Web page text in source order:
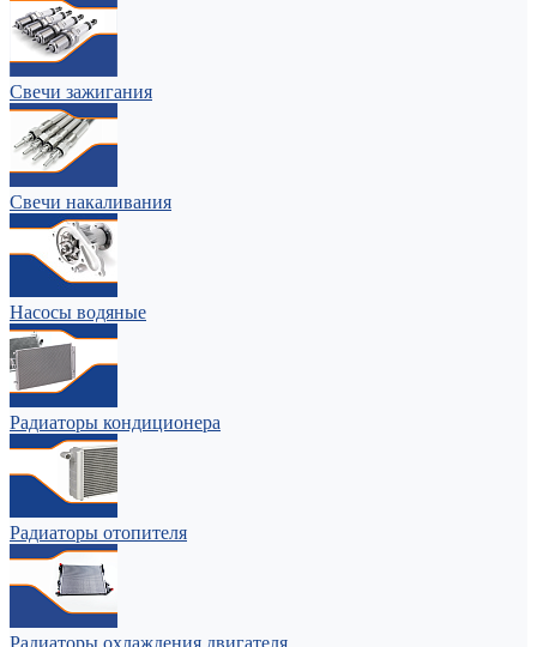
Свечи зажигания
Свечи накаливания
Насосы водяные
Радиаторы кондиционера
Радиаторы отопителя
Радиаторы охлаждения двигателя